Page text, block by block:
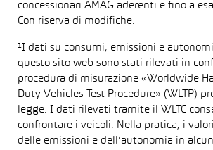
concessionari AMAG aderenti e fino a
Con riserva di modifiche.
¹I dati su consumi, emissioni e
questo sito web sono stati rilevati in
procedura di misurazione «Worldwide
Duty Vehicles Test Procedure» (WLTP)
legge. I dati rilevati tramite il WLTC
confrontare i veicoli. Nella pratica, i
delle emissioni e dell’autonomia in